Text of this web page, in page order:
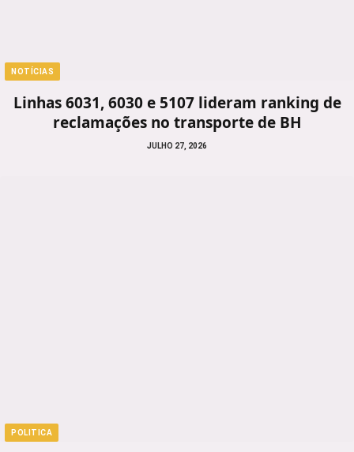
NOTÍCIAS
Linhas 6031, 6030 e 5107 lideram ranking de
reclamações no transporte de BH
JULHO 27, 2026
POLITICA